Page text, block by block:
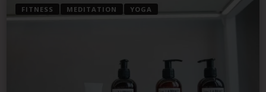
FITNESS MEDITATION YOGA